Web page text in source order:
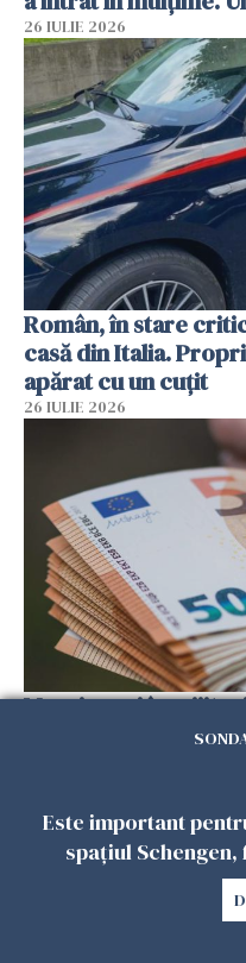
26 IULIE 2026
Român, în stare
casă din Italia.
apărat cu un cuțit
26 IULIE 2026
Menajere și
Italia. Aproape
Este important
spațiul